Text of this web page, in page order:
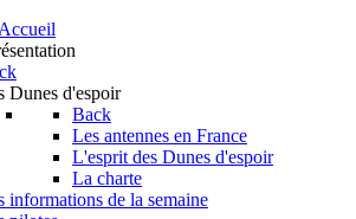
Accueil
Dunes d'espoir
Back
Les antennes en France
L'esprit des Dunes d'espoir
La charte
informations de la semaine